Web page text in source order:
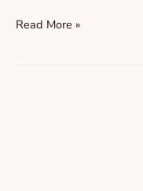
Read More »